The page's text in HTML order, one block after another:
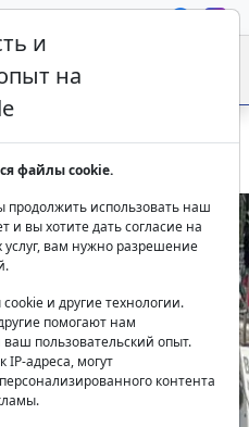
- 14.27m 4 каюты Гёджек
Next
и
на
файлы cookie.
продолжить использовать наш
и вы хотите дать согласие на
вам нужно разрешение
и другие технологии.
помогают нам
пользовательский опыт.
адреса, могут
контента